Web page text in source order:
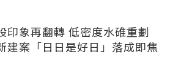
印象再翻轉 低密度水碓重劃
建案「日日是好日」落成即焦